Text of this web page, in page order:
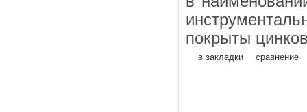
покрыты
в закладки сравнение